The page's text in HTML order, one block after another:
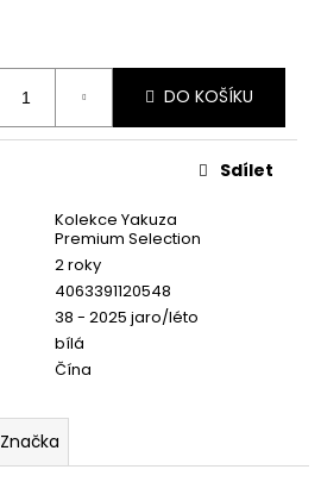
DO KOŠÍKU
Kolekce Yakuza
Premium Selection
2 roky
4063391120548
38 - 2025 jaro/léto
bílá
Čína
Sdílet
Značka